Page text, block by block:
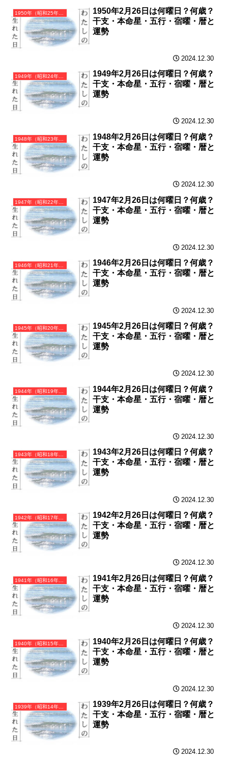
1950年（昭和25年）庚寅（かのえとら）・寅年（とら年）カレンダー（月曜はじまり）
1950年2月26日は何曜日？何歳？
干支・本命星・五行・宿曜・暦と
運勢
2024.12.30
1949年（昭和24年）己丑（つちのとうし）・丑年（うし年）カレンダー（月曜はじまり）
1949年2月26日は何曜日？何歳？
干支・本命星・五行・宿曜・暦と
運勢
2024.12.30
1948年（昭和23年）戊子（つちのえね）・子年（ねずみ年）カレンダー（月曜はじまり）
1948年2月26日は何曜日？何歳？
干支・本命星・五行・宿曜・暦と
運勢
2024.12.30
1947年（昭和22年）丁亥（ひのとい）・亥年（いのしし年）カレンダー（月曜はじまり）
1947年2月26日は何曜日？何歳？
干支・本命星・五行・宿曜・暦と
運勢
2024.12.30
1946年（昭和21年）丙戌（ひのえいぬ）・戌年（いぬ年）カレンダー（月曜はじまり）
1946年2月26日は何曜日？何歳？
干支・本命星・五行・宿曜・暦と
運勢
2024.12.30
1945年（昭和20年）乙酉（きのととり）・酉年（とり年）カレンダー（月曜はじまり）
1945年2月26日は何曜日？何歳？
干支・本命星・五行・宿曜・暦と
運勢
2024.12.30
1944年（昭和19年）甲申（きのえさる）・申年（さる年）カレンダー（月曜はじまり）
1944年2月26日は何曜日？何歳？
干支・本命星・五行・宿曜・暦と
運勢
2024.12.30
1943年（昭和18年）癸未（みずのとひつじ）・未年（ひつじ年）カレンダー（月曜はじまり）
1943年2月26日は何曜日？何歳？
干支・本命星・五行・宿曜・暦と
運勢
2024.12.30
1942年（昭和17年）壬午（みずのえうま）・午年（うま年）カレンダー（月曜はじまり）
1942年2月26日は何曜日？何歳？
干支・本命星・五行・宿曜・暦と
運勢
2024.12.30
1941年（昭和16年）辛巳（かのとみ）・巳年（へび年）カレンダー（月曜はじまり）
1941年2月26日は何曜日？何歳？
干支・本命星・五行・宿曜・暦と
運勢
2024.12.30
1940年（昭和15年）庚辰（かのえたつ）・辰年（たつ年）カレンダー（月曜はじまり）
1940年2月26日は何曜日？何歳？
干支・本命星・五行・宿曜・暦と
運勢
2024.12.30
1939年（昭和14年）己卯（つちのとう）・卯年（うさぎ年）カレンダー（月曜はじまり）
1939年2月26日は何曜日？何歳？
干支・本命星・五行・宿曜・暦と
運勢
2024.12.30